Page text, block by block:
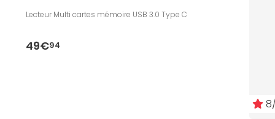
Lecteur Multi cartes mémoire USB 3.0 Type C
49€94